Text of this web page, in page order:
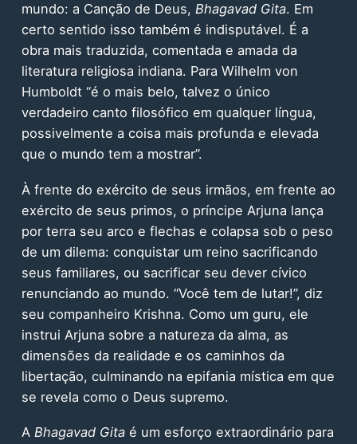
mundo: a Canção de Deus, Bhagavad Gita. Em
certo sentido isso também é indisputável. É a
obra mais traduzida, comentada e amada da
literatura religiosa indiana. Para Wilhelm von
Humboldt “é o mais belo, talvez o único
verdadeiro canto filosófico em qualquer língua,
possivelmente a coisa mais profunda e elevada
que o mundo tem a mostrar”.
À frente do exército de seus irmãos, em frente ao
exército de seus primos, o príncipe Arjuna lança
por terra seu arco e flechas e colapsa sob o peso
de um dilema: conquistar um reino sacrificando
seus familiares, ou sacrificar seu dever cívico
renunciando ao mundo. “Você tem de lutar!”, diz
seu companheiro Krishna. Como um guru, ele
instrui Arjuna sobre a natureza da alma, as
dimensões da realidade e os caminhos da
libertação, culminando na epifania mística em que
se revela como o Deus supremo.
A Bhagavad Gita é um esforço extraordinário para